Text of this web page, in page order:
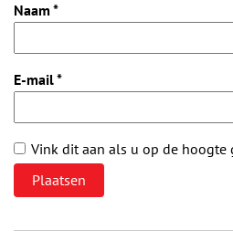
Naam *
E-mail*
Vink dit aan als u op de